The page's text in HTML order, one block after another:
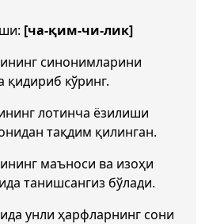
[ча-қим-чи-лик]
синонимларини
қидириб кўринг.
лотинча ёзилиши
тақдим қилинган.
маъноси ва изоҳи
танишсангиз бўлади.
унли ҳарфларнинг сони